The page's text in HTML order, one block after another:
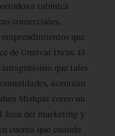
rabínica
comerciales,
que
de Gneivat Da’at. El
que tales
acentúan
Mishpat como un
área del marketing y
cuenta que cuando